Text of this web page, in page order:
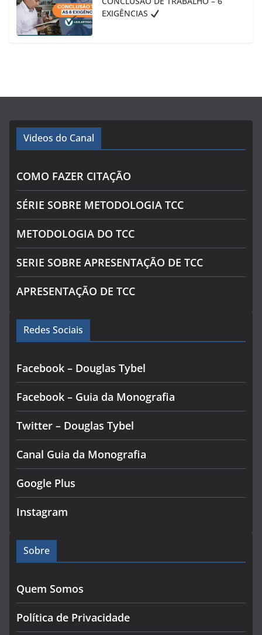
EXIGÊNCIAS
Videos do Canal
COMO FAZER CITAÇÃO
SÉRIE SOBRE METODOLOGIA TCC
METODOLOGIA DO TCC
SERIE SOBRE APRESENTAÇÃO DE TCC
APRESENTAÇÃO DE TCC
Redes Sociais
Facebook – Douglas Tybel
Facebook – Guia da Monografia
Twitter – Douglas Tybel
Canal Guia da Monografia
Google Plus
Instagram
Sobre
Quem Somos
Política de Privacidade